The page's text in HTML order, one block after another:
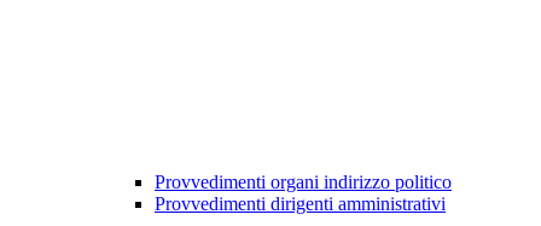
Provvedimenti organi indirizzo politico
Provvedimenti dirigenti amministrativi